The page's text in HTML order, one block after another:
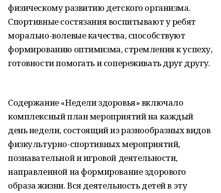
физическому развитию детского организма.
Спортивные состязания воспитывают у ребят
морально-волевые качества, способствуют
формированию оптимизма, стремления к успеху,
готовности помогать и сопереживать друг другу.
Содержание «Недели здоровья» включало
комплексный план мероприятий на каждый
день недели, состоящий из разнообразных видов
физкультурно-спортивных мероприятий,
познавательной и игровой деятельности,
направленной на формирование здорового
образа жизни. Вся деятельность детей в эту